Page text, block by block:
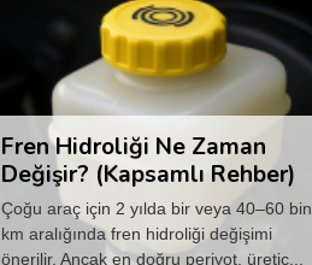
Fren Hidroliği Ne Zaman
Değişir? (Kapsamlı Rehber)
Çoğu araç için 2 yılda bir veya 40–60 bin
km aralığında fren hidroliği değişimi
önerilir. Ancak en doğru periyot, üretic...